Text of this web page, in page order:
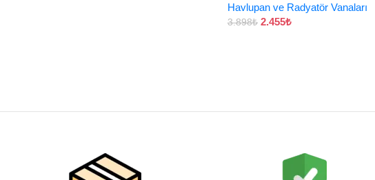
Havlupan ve Radyatör Vanaları
3.898₺ 2.455₺